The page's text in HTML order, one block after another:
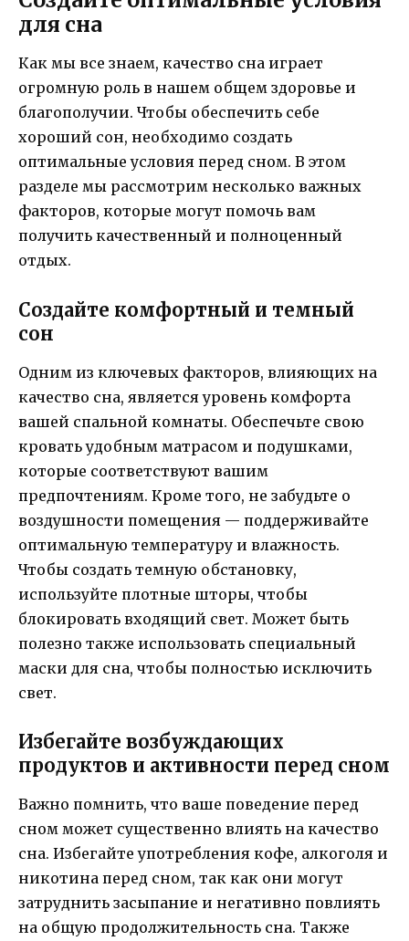
для сна
Как мы все знаем, качество сна играет
огромную роль в нашем общем здоровье и
благополучии. Чтобы обеспечить себе
хороший сон, необходимо создать
оптимальные условия перед сном. В этом
разделе мы рассмотрим несколько важных
факторов, которые могут помочь вам
получить качественный и полноценный
отдых.
Создайте комфортный и темный
сон
Одним из ключевых факторов, влияющих на
качество сна, является уровень комфорта
вашей спальной комнаты. Обеспечьте свою
кровать удобным матрасом и подушками,
которые соответствуют вашим
предпочтениям. Кроме того, не забудьте о
воздушности помещения — поддерживайте
оптимальную температуру и влажность.
Чтобы создать темную обстановку,
используйте плотные шторы, чтобы
блокировать входящий свет. Может быть
полезно также использовать специальный
маски для сна, чтобы полностью исключить
свет.
Избегайте возбуждающих
продуктов и активности перед сном
Важно помнить, что ваше поведение перед
сном может существенно влиять на качество
сна. Избегайте употребления кофе, алкоголя и
никотина перед сном, так как они могут
затруднить засыпание и негативно повлиять
на общую продолжительность сна. Также